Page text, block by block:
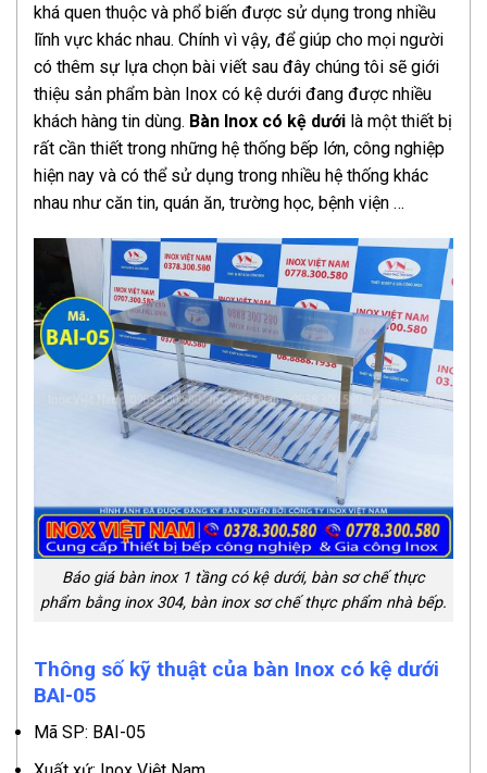
khá quen thuộc và phổ biến được sử dụng trong nhiều
lĩnh vực khác nhau. Chính vì vậy, để giúp cho mọi người
có thêm sự lựa chọn bài viết sau đây chúng tôi sẽ giới
thiệu sản phẩm bàn Inox có kệ dưới đang được nhiều
khách hàng tin dùng. Bàn Inox có kệ dưới là một thiết bị
rất cần thiết trong những hệ thống bếp lớn, công nghiệp
hiện nay và có thể sử dụng trong nhiều hệ thống khác
nhau như căn tin, quán ăn, trường học, bệnh viện …
Báo giá bàn inox 1 tầng có kệ dưới, bàn sơ chế thực
phẩm bằng inox 304, bàn inox sơ chế thực phẩm nhà bếp.
Thông số kỹ thuật của bàn Inox có kệ dưới
BAI-05
Mã SP: BAI-05